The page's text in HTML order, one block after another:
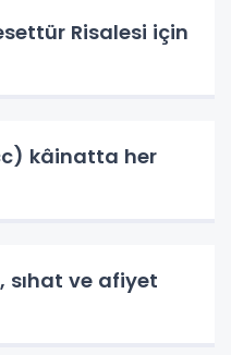
Risalesi için
kâinatta her
sıhat ve afiyet